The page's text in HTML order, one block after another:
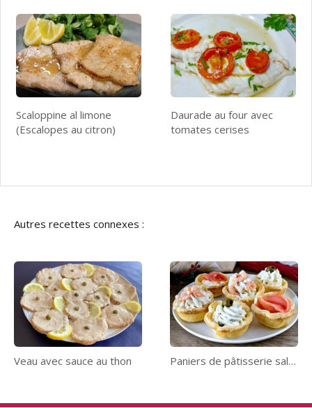
Scaloppine al limone
(Escalopes au citron)
Daurade au four avec
tomates cerises
Autres recettes connexes :
Veau avec sauce au thon Paniers de pâtisserie salés